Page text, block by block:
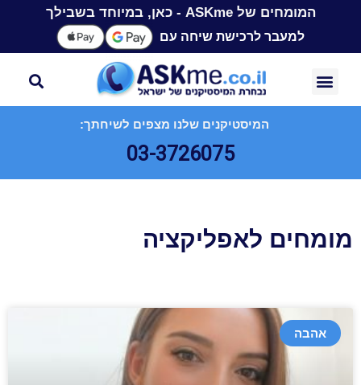
המומחים של ASKme - כאן, במיוחד בשבילך
למעבר לרכישת שיחה עם
המיסטיקנים שלנו מצפים לשיחתך:
03-3726075
מומחים לאפליקציה
אהבה